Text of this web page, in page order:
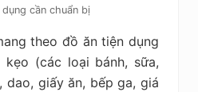
cần chuẩn bị
theo đồ ăn tiện dụng
kẹo (các loại bánh, sữa,
dao, giấy ăn, bếp ga, giá